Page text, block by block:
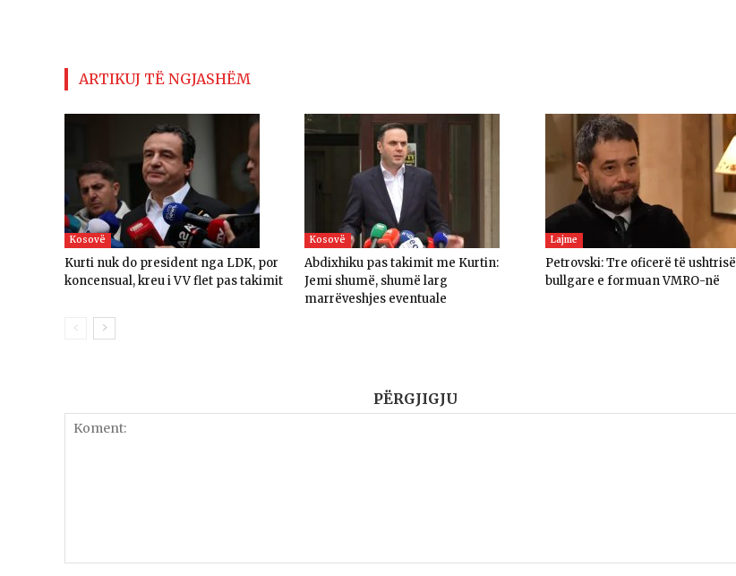
ARTIKUJ TË NGJASHËM
Kosovë
Kurti nuk do president nga LDK, por
koncensual, kreu i VV flet pas takimit
Kosovë
Abdixhiku pas takimit me Kurtin:
Jemi shumë, shumë larg
marrëveshjes eventuale
Lajme
Petrovski: Tre oficerë të ushtrisë
bullgare e formuan VMRO-në
PËRGJIGJU